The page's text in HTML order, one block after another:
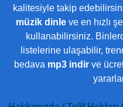
kalitesiyle takip
müzik dinleve en hızlı
kullanabilirsiniz.
listelerine ulaşabilir,
bedava mp3 indir ve